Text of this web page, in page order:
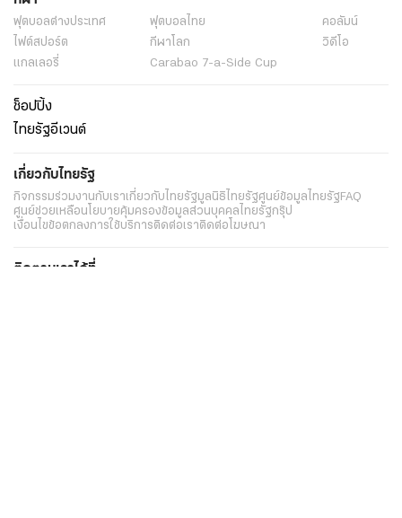
ฟุตบอลต่่างประเทศ ฟุตบอลไทย
คอลัมน์
ไฟต์สปอร์ต
กีฬาโลก
วิดีโอ
แกลเลอรี่
Carabao 7-a-Side Cup
ช็อปปิ้ง
ไทยรัฐอีเวนต์
เกี่ยวกับไทยรัฐ
กิจกรรมร่วมงานกับเราเกี่ยวกับไทยรัฐมูลนิธิไทยรัฐศูนย์ข้อมูลไทยรัฐFAQ
ศูนย์ช่วยเหลือนโยบายคุ้มครองข้อมูลส่วนบุคคลไทยรัฐกรุ๊ป
เงื่อนไขข้อตกลงการใช้บริการติดต่อเราติดต่อโฆษณา
ติดตามเราได้ที่